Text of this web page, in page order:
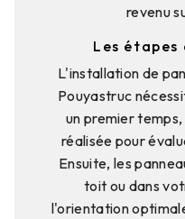
revenu
Les
L'installation de
Pouyastruc
un premier
réalisée pour
Ensuite, les
toit ou dans
l'orientation